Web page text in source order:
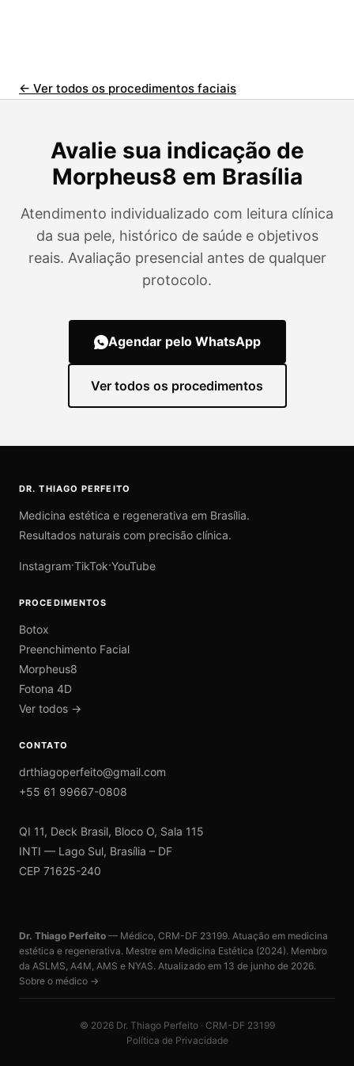
← Ver todos os procedimentos faciais
Avalie sua indicação de
Morpheus8 em Brasília
Atendimento individualizado com leitura clínica
da sua pele, histórico de saúde e objetivos
reais. Avaliação presencial antes de qualquer
protocolo.
Agendar pelo WhatsApp
Ver todos os procedimentos
DR. THIAGO PERFEITO
Medicina estética e regenerativa em Brasília.
Resultados naturais com precisão clínica.
Instagram·TikTok·YouTube
PROCEDIMENTOS
Botox
Preenchimento Facial
Morpheus8
Fotona 4D
Ver todos →
CONTATO
drthiagoperfeito@gmail.com
+55 61 99667-0808
QI 11, Deck Brasil, Bloco O, Sala 115
INTI — Lago Sul, Brasília – DF
CEP 71625-240
Dr. Thiago Perfeito — Médico, CRM-DF 23199. Atuação em medicina
estética e regenerativa. Mestre em Medicina Estética (2024). Membro
da ASLMS, A4M, AMS e NYAS. Atualizado em 13 de junho de 2026.
Sobre o médico →
© 2026Dr. Thiago Perfeito · CRM-DF 23199
Política de Privacidade